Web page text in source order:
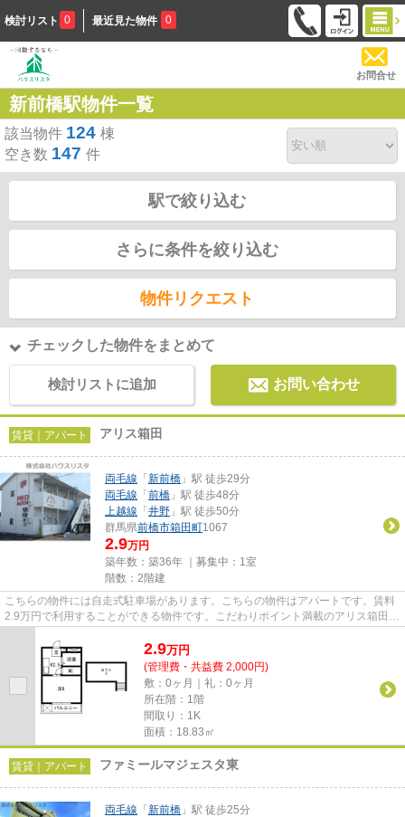
検討リスト 0 最近見た物件 0
お問合せ
新前橋駅物件一覧
該当物件 124 棟
空き数 147 件
駅で絞り込む
さらに条件を絞り込む
物件リクエスト
チェックした物件をまとめて
検討リストに追加 お問い合わせ
賃貸｜アパート アリス箱田
両毛線 「 新前橋 」駅 徒歩29分
両毛線 「 前橋 」駅 徒歩48分
上越線 「 井野 」駅 徒歩50分
群馬県前橋市箱田町1067
2.9万円
築年数：築36年 ｜募集中： 1室
階数：2階建
こちらの物件には自走式駐車場があります。こちらの物件はアパートです。賃料
2.9万円で利用することができる物件です。こだわりポイント満載のアリス箱田。
2.9万円
(管理費・共益費 2,000円)
敷：0ヶ月｜礼：0ヶ月
所在階：1階
間取り：1K
面積：18.83㎡
賃貸｜アパート ファミールマジェスタ東
両毛線 「 新前橋 」駅 徒歩25分